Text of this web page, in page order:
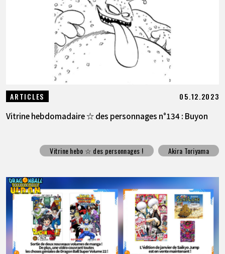
ARTICLES 05.12.2023
Vitrine hebdomadaire ☆ des personnages n°134 : Buyon
Vitrine hebo ☆ des personnages ! Akira Toriyama